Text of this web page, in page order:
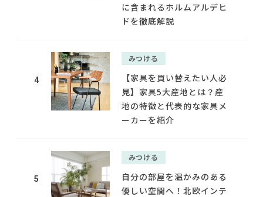
に含まれるホルムアルデヒ
ドを徹底解説
4
みつける
【家具を買い替えたい人必
見】家具5大産地とは？産
地の特徴と代表的な家具メ
ーカーを紹介
5
みつける
自分の部屋を温かみのある
優しい空間へ！北欧インテ